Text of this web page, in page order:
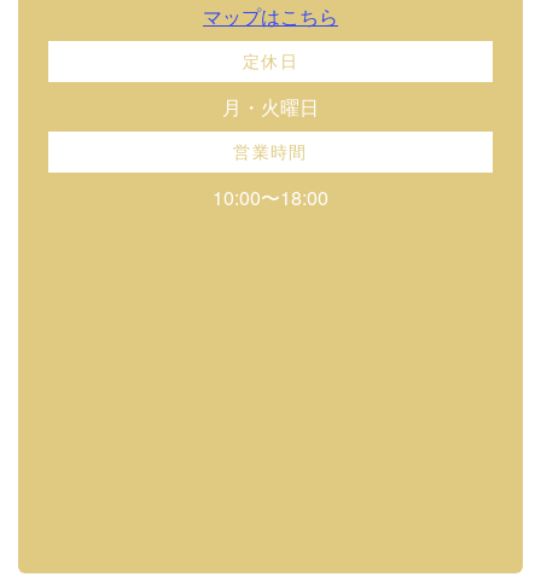
マップはこちら
定休日
月・火曜日
営業時間
10:00〜18:00